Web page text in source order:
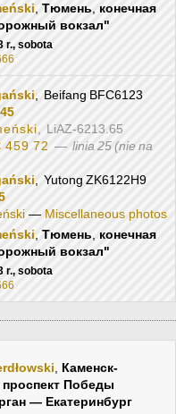
Тюмень
конечная
вокзал"
r., sobota
, Beifang BFC6123
, LiAZ-6213.65
459 72 — linia 25 (nie na
, Yutong ZK6122H9
— Miscellaneous photos
Тюмень
конечная
вокзал"
r., sobota
, Каменск-
проспект Победы
— Екатеринбург